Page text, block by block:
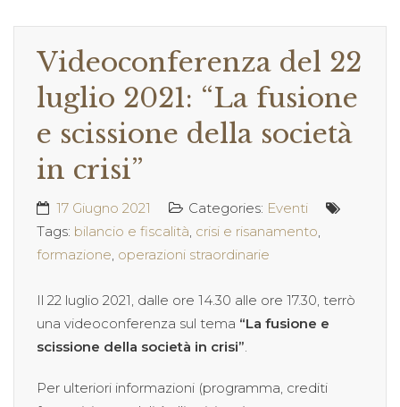
Videoconferenza del 22
luglio 2021: “La fusione
e scissione della società
in crisi”
17 Giugno 2021 Categories: Eventi
Tags: bilancio e fiscalità crisi e risanamento
formazione operazioni straordinarie
Il 22 luglio 2021, dalle ore 14.30 alle ore 17.30, terrò
una videoconferenza sul tema “La fusione e
scissione della società in crisi”
Per ulteriori informazioni (programma, crediti